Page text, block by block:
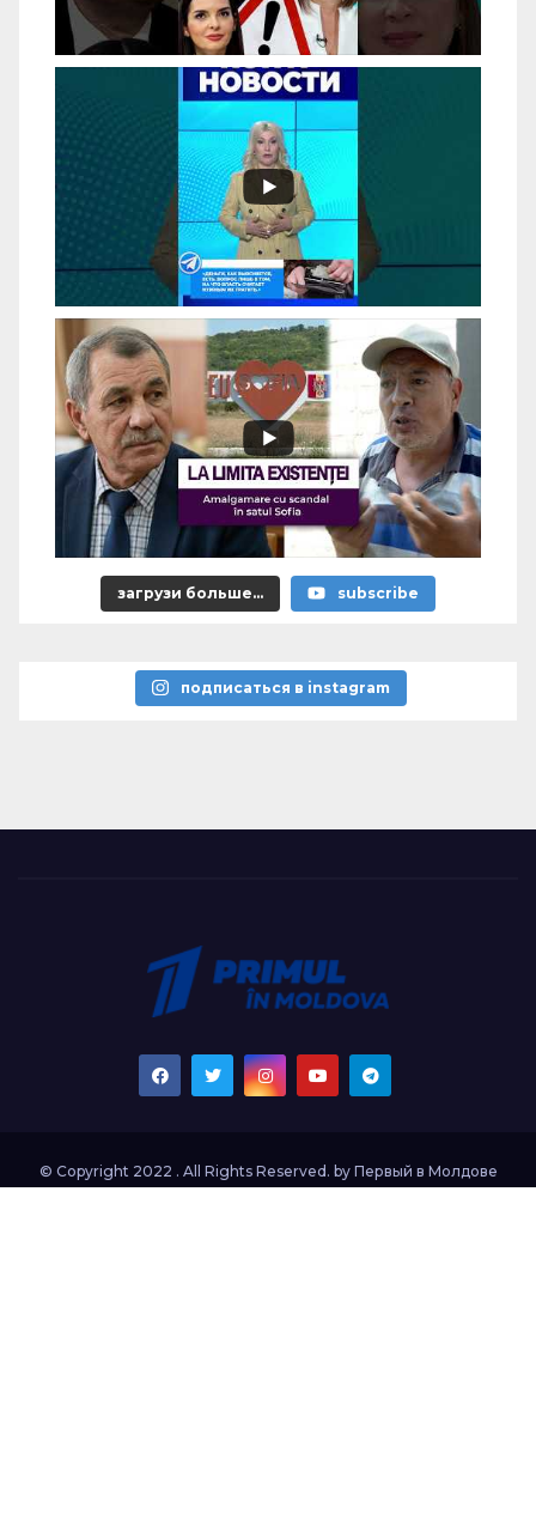
загрузи больше... subscribe
подписаться в instagram
© Copyright 2022 . All Rights Reserved. by Первый в Молдове